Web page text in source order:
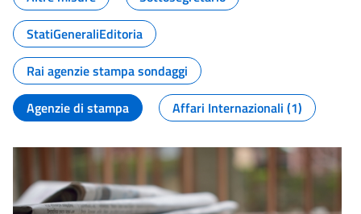
StatiGeneraliEditoria
Rai agenzie stampa sondaggi
Agenzie di stampa
Affari Internazionali (1)